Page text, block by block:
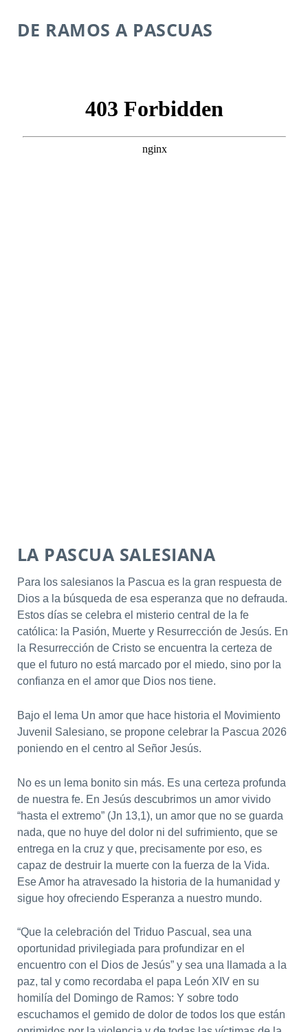
DE RAMOS A PASCUAS
LA PASCUA SALESIANA
Para los salesianos la Pascua es la gran respuesta de
Dios a la búsqueda de esa esperanza que no defrauda.
Estos días se celebra el misterio central de la fe
católica: la Pasión, Muerte y Resurrección de Jesús. En
la Resurrección de Cristo se encuentra la certeza de
que el futuro no está marcado por el miedo, sino por la
confianza en el amor que Dios nos tiene.
Bajo el lema Un amor que hace historia el Movimiento
Juvenil Salesiano, se propone celebrar la Pascua 2026
poniendo en el centro al Señor Jesús.
No es un lema bonito sin más. Es una certeza profunda
de nuestra fe. En Jesús descubrimos un amor vivido
“hasta el extremo” (Jn 13,1), un amor que no se guarda
nada, que no huye del dolor ni del sufrimiento, que se
entrega en la cruz y que, precisamente por eso, es
capaz de destruir la muerte con la fuerza de la Vida.
Ese Amor ha atravesado la historia de la humanidad y
sigue hoy ofreciendo Esperanza a nuestro mundo.
“Que la celebración del Triduo Pascual, sea una
oportunidad privilegiada para profundizar en el
encuentro con el Dios de Jesús” y sea una llamada a la
paz, tal y como recordaba el papa León XIV en su
homilía del Domingo de Ramos: Y sobre todo
escuchamos el gemido de dolor de todos los que están